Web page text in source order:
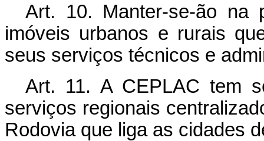
Art. 10. Manter-se-ão na
imóveis urbanos e rurais
seus serviços técnicos e
Art. 11. A CEPLAC tem
serviços regionais
Rodovia que liga as cidades